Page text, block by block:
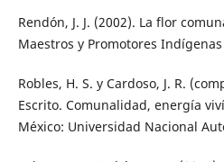
Rendón, J. J. (2002). La flor
Maestros y Promotores Indígenas
Robles, H. S. y Cardoso, J. R.
Escrito. Comunalidad, energía
México: Universidad Nacional